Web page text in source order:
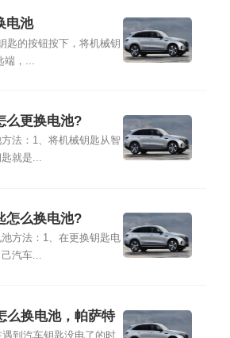
电池
匙的按钮按下，将机械钥
，...
么更换电池?
法：1、将机械钥匙从智
就是...
怎么换电池?
方法：1、在更换钥匙电
汽车...
么换电池，帕萨特
到汽车钥匙没电了的时